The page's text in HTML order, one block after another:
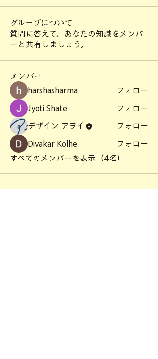
グループについて
質問に答えて、あなたの知識をメンバ
ーと共有しましょう。
メンバー
harshasharma
フォロー
Jyoti Shate フォロー
デザイン アヲイ フォロー
Divakar Kolhe
フォロー
すべてのメンバーを表示（4名）